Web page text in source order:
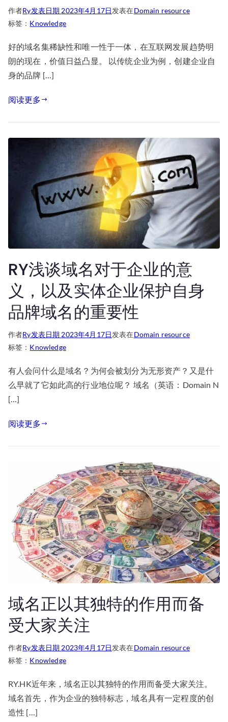
作者Ry发表日期 2023年4月17日发表在Domain resource
标签： Knowledge
好的域名集稀缺性和唯一性于一体，在互联网发展趋势明
朗的现在，价值日益凸显。 以传统企业为例，创建企业自
身的品牌 […]
阅读更多
RY浅谈域名对于企业的意
义，以及实体企业保护自身
品牌域名的重要性
作者Ry发表日期 2023年4月17日发表在Domain resource
标签： Knowledge
有人会问什么是域名？为何会被划分为无形资产？又是什
么早就了它如此高的行业地位呢？ 域名（英语：Domain N
[…]
阅读更多
域名正以其独特的作用而备
受大家关注
作者Ry发表日期 2023年4月17日发表在Domain resource
标签： Knowledge
RY.HK近年来，域名正以其独特的作用而备受大家关注。
域名首先，作为企业的独特标志，域名具有一定程度的创
造性 […]